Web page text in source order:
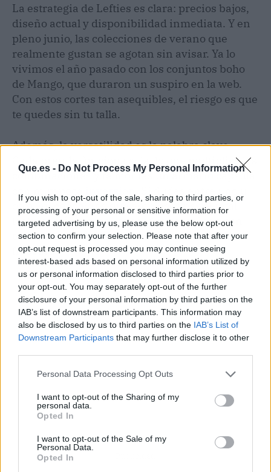
Que.es - Do Not Process My Personal Information
If you wish to opt-out of the sale, sharing to third parties, or
processing of your personal or sensitive information for
targeted advertising by us, please use the below opt-out
section to confirm your selection. Please note that after your
opt-out request is processed you may continue seeing
interest-based ads based on personal information utilized by
us or personal information disclosed to third parties prior to
your opt-out. You may separately opt-out of the further
disclosure of your personal information by third parties on the
IAB’s list of downstream participants. This information may
also be disclosed by us to third parties on the IAB’s List of
Downstream Participants that may further disclose it to other
Personal Data Processing Opt Outs
I want to opt-out of the Sharing of my
personal data.
Opted In
I want to opt-out of the Sale of my
Personal Data.
Opted In
La estrategia de Lefties es clara: precios bajos,
diseño actual y disponibilidad inmediata. Y en
pleno junio, las colecciones de verano que
realmente gustan se agotan sin avisar. Ya lo
vivimos el año pasado con los conjuntos boho
de Mango, que duraron un suspiro en la web.
Con estos cortes tan asequibles, el riesgo es que
te quedes sin tu talla.
Además, la versatilidad es la palabra clave.
Cada prenda funciona sola, lo que multiplica las
combinaciones y te montas un armario cápsula
otro, mi consejo es que empieces por el total
look marrón o el de rayas, que combinan con
todo y tienen el aire más adulto sin perder la
frescura.